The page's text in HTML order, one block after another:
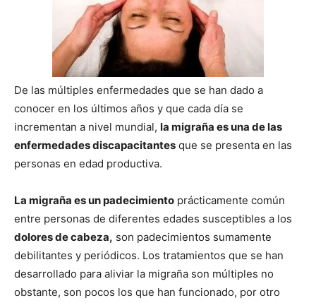
De las múltiples enfermedades que se han dado a
conocer en los últimos años y que cada día se
incrementan a nivel mundial, la migraña es una de las
enfermedades discapacitantes que se presenta en las
personas en edad productiva.
La migraña es un padecimiento prácticamente común
entre personas de diferentes edades susceptibles a los
dolores de cabeza, son padecimientos sumamente
debilitantes y periódicos. Los tratamientos que se han
desarrollado para aliviar la migraña son múltiples no
obstante, son pocos los que han funcionado, por otro